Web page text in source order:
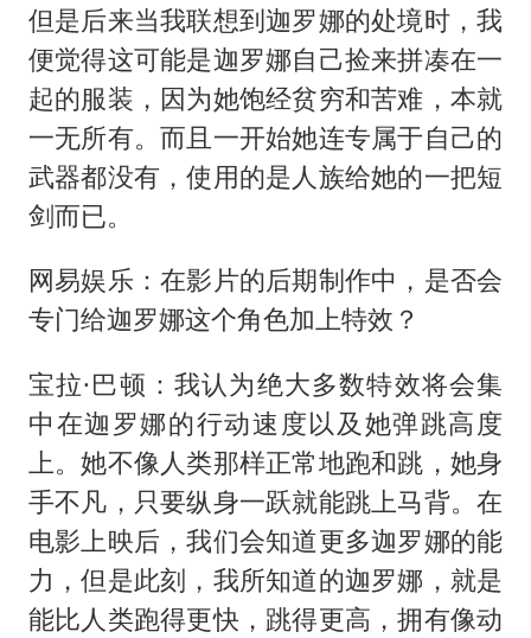
但是后来当我联想到迦罗娜的处境时，我
便觉得这可能是迦罗娜自己捡来拼凑在一
起的服装，因为她饱经贫穷和苦难，本就
一无所有。而且一开始她连专属于自己的
武器都没有，使用的是人族给她的一把短
剑而已。
网易娱乐：在影片的后期制作中，是否会
专门给迦罗娜这个角色加上特效？
宝拉·巴顿：我认为绝大多数特效将会集
中在迦罗娜的行动速度以及她弹跳高度
上。她不像人类那样正常地跑和跳，她身
手不凡，只要纵身一跃就能跳上马背。在
电影上映后，我们会知道更多迦罗娜的能
力，但是此刻，我所知道的迦罗娜，就是
能比人类跑得更快，跳得更高，拥有像动